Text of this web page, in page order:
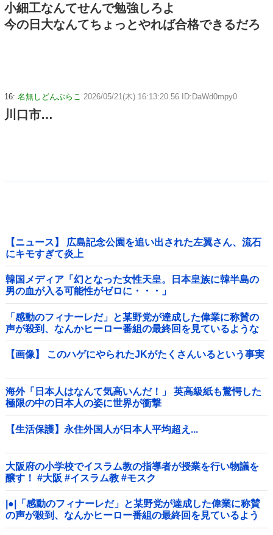
小細工なんてせんで勉強しろよ
今の日大なんてちょっとやれば合格できるだろ
16: 名無しどんぶらこ 2026/05/21(木) 16:13:20.56 ID:DaWd0mpy0
川口市…
【ニュース】 広島記念公園を追い出された左翼さん、流石
にキモすぎて炎上
韓国メディア「幻となった女性天皇。日本皇族に韓半島の
男の血が入る可能性がゼロに・・・」
「感動のフィナーレだ」と某野党が達成した偉業に称賛の
声が殺到、なんかヒーロー番組の最終回を見ているような
気分に……他
【画像】 このハゲにやられたJKがたくさんいるという事実
海外「日本人はなんて気高いんだ！」 英高級紙も驚愕した
極限の中の日本人の姿に世界が衝撃
【生活保護】永住外国人が日本人平均超え...
大阪府の小学校でイスラム教の指導者が授業を行い物議を
醸す！ #大阪 #イスラム教 #モスク
|●|「感動のフィナーレだ」と某野党が達成した偉業に称賛
の声が殺到、なんかヒーロー番組の最終回を見ているよう
な気分に……